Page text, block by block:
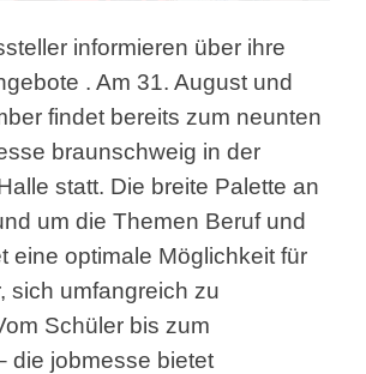
informieren über ihre
. Am 31. August und
findet bereits zum neunten
braunschweig in der
statt. Die breite Palette an
um die Themen Beruf und
eine optimale Möglichkeit für
sich umfangreich zu
Schüler bis zum
die jobmesse bietet